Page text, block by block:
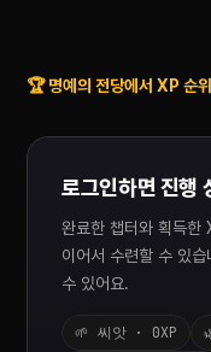
🏆 명예의 전당에서 XP 순
로그인하면 진행
완료한 챕터와 획득한
이어서 수련할 수 있
수 있어요.
🌱 씨앗 · 0XP